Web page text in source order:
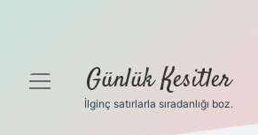
menüyü
Günlük Kesitler
İlginç satırlarla sıradanlığı boz.